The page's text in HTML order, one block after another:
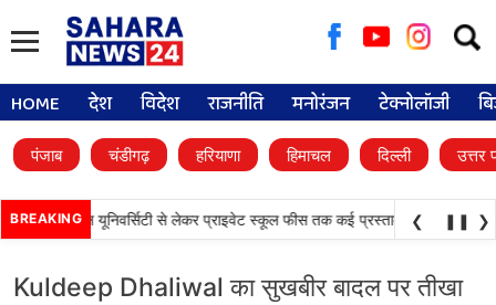
for:
HOME देश विदेश राजनीति मनोरंजन टेक्नोलॉजी
पंजाब चंडीगढ़ हरियाणा हिमाचल दिल्ली उत्तर
BREAKING
डिजिटल यूनिवर्सिटी से लेकर प्राइवेट स्कूल फीस तक कई प्रस्तावों को मंजूरी •पंजाब
❮ ❚❚ ❯
Kuldeep Dhaliwal का सुखबीर बादल पर तीखा